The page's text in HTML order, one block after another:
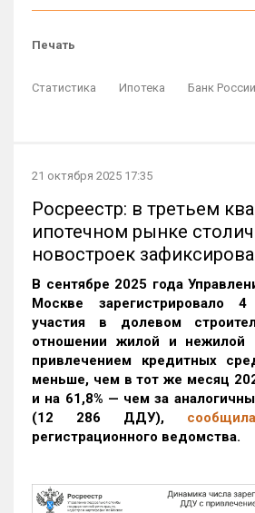
Печать
Статистика Ипотека Банк России
21 октября 2025 17:35
Росреестр: в третьем
ипотечном рынке
новостроек
В сентябре 2025 года
Москве зарегистрировало
участия в долевом
отношении жилой и нежилой
привлечением кредитных
меньше, чем в тот же месяц
и на 61,8% — чем за
(12 286 ДДУ), сообщила
регистрационного ведомства.